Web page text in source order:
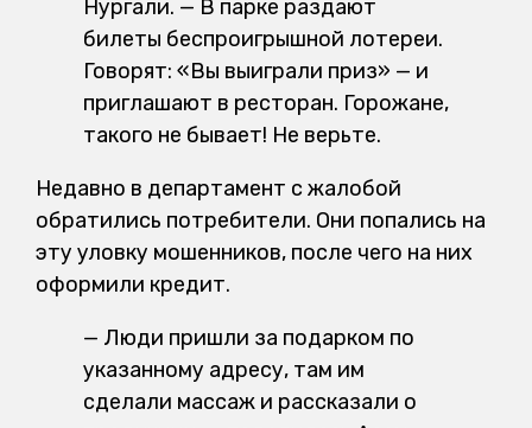
Нургали. — В парке раздают
билеты беспроигрышной лотереи.
Говорят: «Вы выиграли приз» — и
приглашают в ресторан. Горожане,
такого не бывает! Не верьте.
Недавно в департамент с жалобой
обратились потребители. Они попались на
эту уловку мошенников, после чего на них
оформили кредит.
— Люди пришли за подарком по
указанному адресу, там им
сделали массаж и рассказали о